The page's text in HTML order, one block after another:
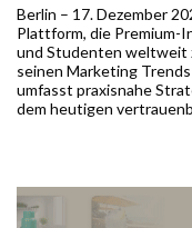
Berlin – 17. Dezember
Plattform, die Premium-
und Studenten weltweit
seinen Marketing
umfasst praxisnahe
dem heutigen